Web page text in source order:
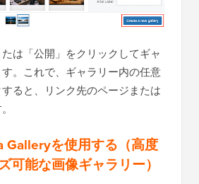
は「公開」をクリックしてギャ
。これで、ギャラリー内の任意
ると、リンク先のページまたは
Galleryを使用する（高度
可能な画像ギャラリー）